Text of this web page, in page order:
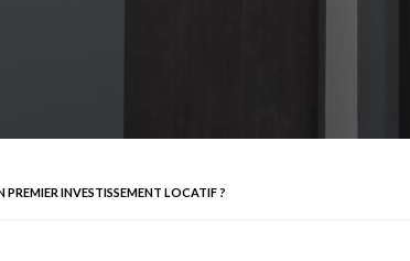
PREMIER INVESTISSEMENT LOCATIF ?